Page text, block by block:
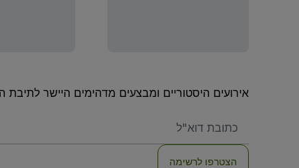
אירועים היסטוריים ומבצעים מדהימים היישר לתיבת
שלכם
הצטרפו לרשימה